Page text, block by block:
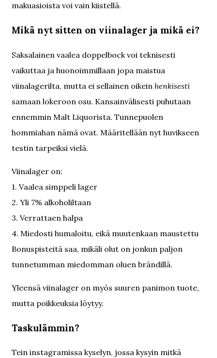
makuasioista voi vain kiistellä.
Mikä nyt sitten on viinalager ja mikä ei?
Saksalainen vaalea doppelbock voi teknisesti
vaikuttaa ja huonoimmillaan jopa maistua
viinalagerilta, mutta ei sellainen oikein henkisesti
samaan lokeroon osu. Kansainvälisesti puhutaan
ennemmin Malt Liquorista. Tunnepuolen
hommiahan nämä ovat. Määritellään nyt huvikseen
testin tarpeiksi vielä.
Viinalager on:
1. Vaalea simppeli lager
2. Yli 7% alkoholiltaan
3. Verrattaen halpa
4. Miedosti humaloitu, eikä muutenkaan maustettu
Bonuspisteitä saa, mikäli olut on jonkun paljon
tunnetumman miedomman oluen brändillä.
Yleensä viinalager on myös suuren panimon tuote,
mutta poikkeuksia löytyy.
Taskulämmin?
Tein instagramissa kyselyn, jossa kysyin mitkä